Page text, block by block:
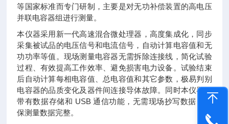
等国家标准而专门研制，主要是对无功补偿装置的高电压
并联电容器组进行测量。
本仪器采用新一代高速混合微处理器，高度集成化，同步
采集被试品的电压信号和电流信号，自动计算电容值和无
功功率等值。现场测量电容器无需拆除连接线，简化试验
过程、有效提高工作效率、避免损害电力设备。试验结束
后自动计算每相电容值、总电容值和其它参数，极易判别
电容器的品质变化及器件间连接导体故障。同时本仪器还
带有数据存储和 USB 通信功能，无需现场抄写数据，确
保测量数据完整。